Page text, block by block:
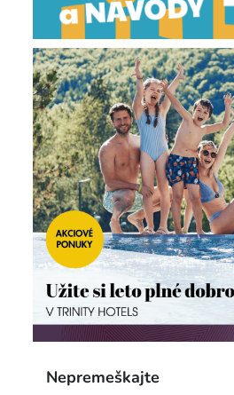
Nepremeškajte